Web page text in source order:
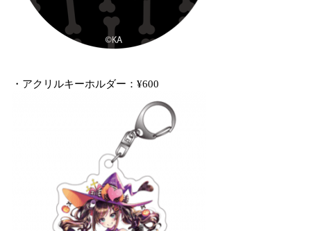
・アクリルキーホルダー：¥600